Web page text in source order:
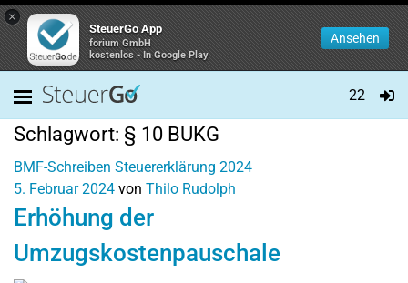
×
SteuerGo App
forium GmbH
kostenlos - In Google Play
Ansehen
22
Schlagwort: § 10 BUKG
BMF-Schreiben Steuererklärung 2024
5. Februar 2024 von Thilo Rudolph
Erhöhung der
Umzugskostenpauschale